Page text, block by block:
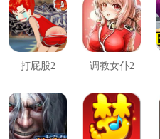
打屁股2 调教女仆2